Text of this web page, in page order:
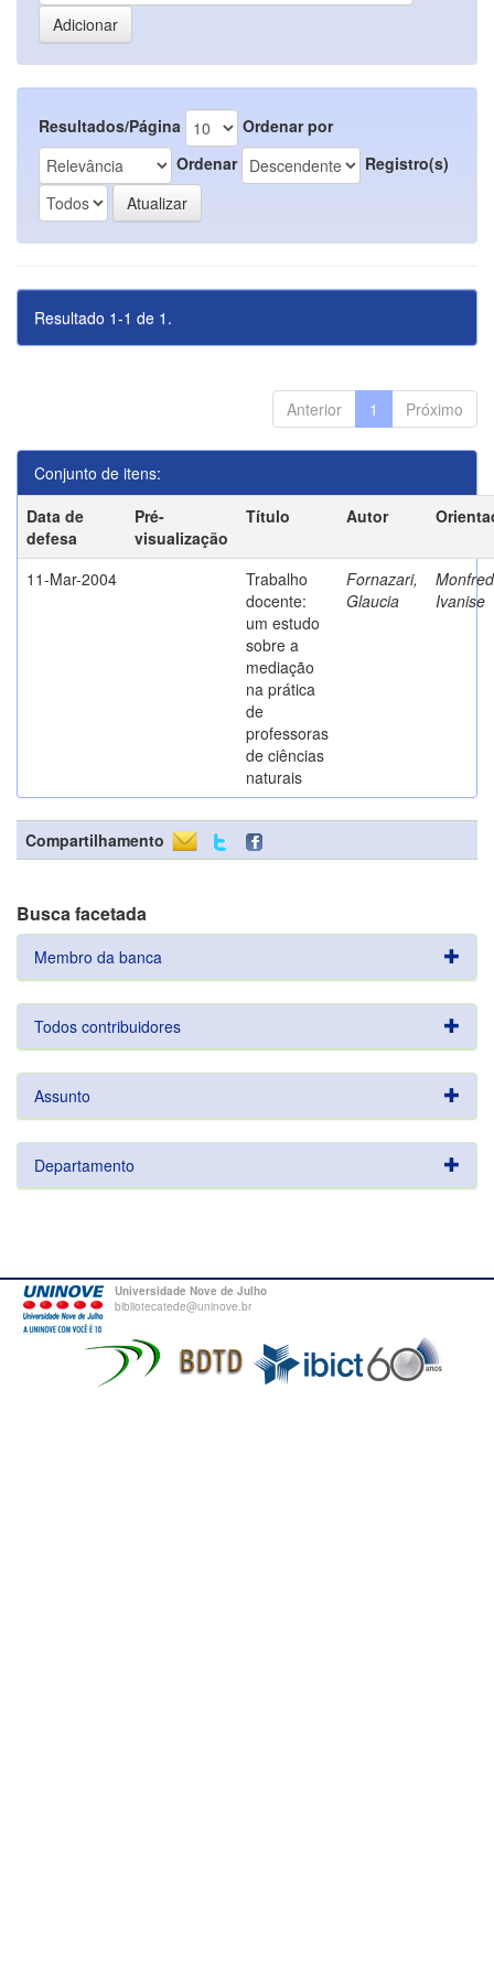
Resultados/Página
Ordenar por
Ordenar
Registro(s)
Resultado 1-1 de 1.
Anterior 1 Próximo
Conjunto de itens:
Data de
defesa
Pré-
visualização
Título Autor
11-Mar-2004
Trabalho
docente:
um estudo
sobre a
mediação
na prática
de
professoras
de ciências
naturais
Fornazari,
Glaucia
Ivanise
Compartilhamento
Busca facetada
Membro da banca
Todos contribuidores
Assunto
Departamento
Universidade Nove de Julho
bibliotecatede@uninove.br